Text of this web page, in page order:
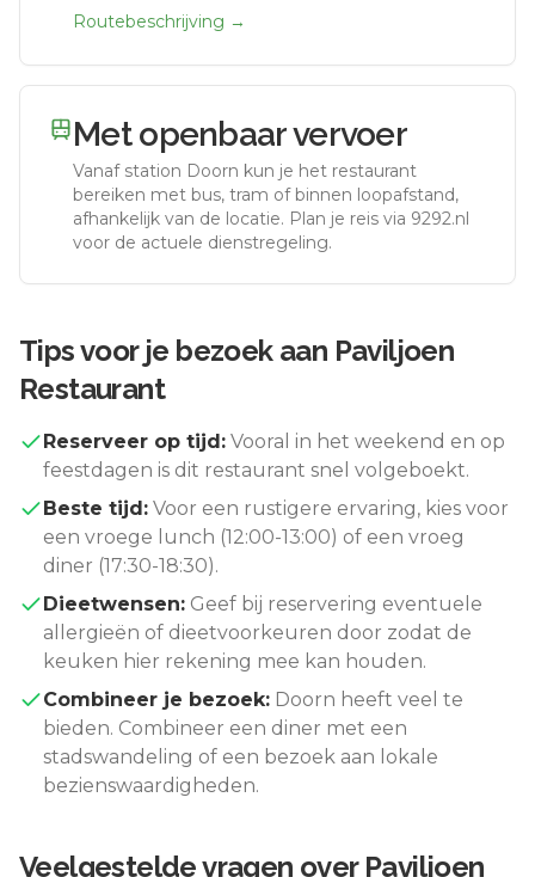
Routebeschrijving →
Met openbaar vervoer
Vanaf station Doorn kun je het restaurant
bereiken met bus, tram of binnen loopafstand,
afhankelijk van de locatie. Plan je reis via 9292.nl
voor de actuele dienstregeling.
Tips voor je bezoek aan Paviljoen
Restaurant
Reserveer op tijd: Vooral in het weekend en op
feestdagen is dit restaurant snel volgeboekt.
Beste tijd: Voor een rustigere ervaring, kies voor
een vroege lunch (12:00-13:00) of een vroeg
diner (17:30-18:30).
Dieetwensen: Geef bij reservering eventuele
allergieën of dieetvoorkeuren door zodat de
keuken hier rekening mee kan houden.
Combineer je bezoek: Doorn heeft veel te
bieden. Combineer een diner met een
stadswandeling of een bezoek aan lokale
bezienswaardigheden.
Veelgestelde vragen over Paviljoen